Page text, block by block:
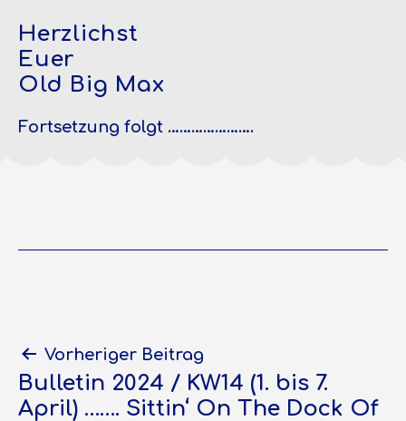
Herzlichst
Euer
Old Big Max
Fortsetzung folgt ………………….
Beitragsnavigation
Vorheriger Beitrag
Bulletin 2024 / KW14 (1. bis 7.
April) ……. Sittin‘ On The Dock Of